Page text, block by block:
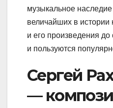
музыкальное
величайших в истории
и его произведения
и пользуются
Сергей
—